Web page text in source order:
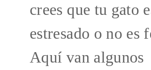
crees que tu gato
estresado o no es
Aquí van algunos